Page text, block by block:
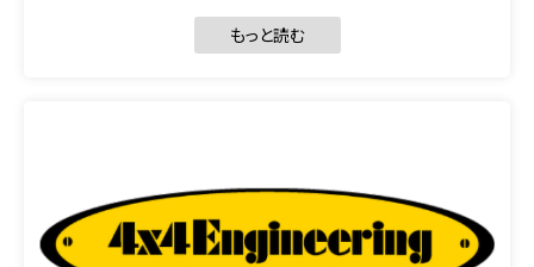
もっと読む